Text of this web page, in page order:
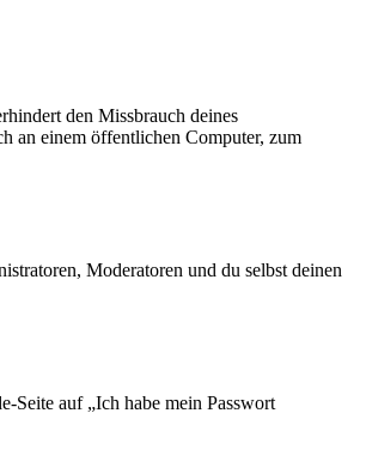
den Missbrauch deines
an einem öffentlichen Computer, zum
Moderatoren und du selbst deinen
Seite auf „Ich habe mein Passwort